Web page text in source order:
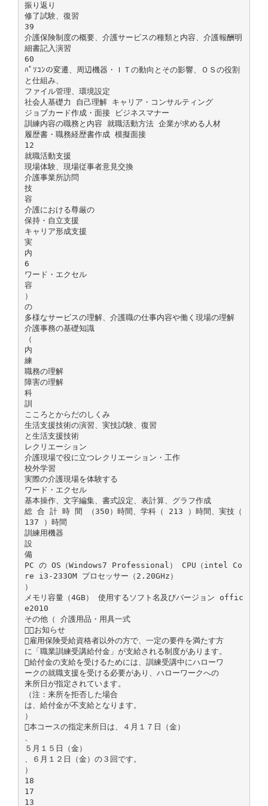
振り返り
修了試験、復習
39
介護保険制度の概要、介護サービスの種類と内容、介護報酬明
細書記入演習
60
ﾊﾟｿｺﾝの変遷、周辺機器・ＩＴの動向とその影響、ＯＳの役割
と仕組み、
ファイル管理、環境設定
社会人基礎力 自己理解 キャリア・コンサルティング
ジョブカード作成・面接 ビジネスマナー
訓練内容の職務と内容 就職活動方法 企業が求める人材
履歴書・職務経歴書作成 模擬面接
12
就職活動支援
現場体験、現場従事者意見交換
介護事業所訪問
技
容
介護における尊厳の
保持・自立支援
キャリア形成支援
実
内
6
ワード・エクセル
容
）
の
多様なサービスの理解、介護職の仕事内容や働く現場の理解
介護事務の基礎知識
（
内
練
職務の理解
障害の理解
科
訓
こころとからだのしくみ
生活支援技術の演習、実技試験、復習
と生活支援技術
レクリエーション
介護現場で役に立つレクリエーション・工作
校外学習
実際の介護現場を体験する
ワード・エクセル
基本操作、文字編集、書式設定、表計算、グラフ作成
総 合 計 時 間 （350）時間、学科（ 213 ）時間、実技（
137 ）時間
訓練用機器
設
備
PC の OS（Windows7 Professional） CPU（intel Co
re i3-233OM プロセッサー（2.20GHz）
）
メモリ容量（4GB） 使用するソフト名及びバージョン offic
e2010
その他（ 介護用品・用具一式
お知らせ
雇用保険受給資格者以外の方で、一定の要件を満たす方
に「職業訓練受講給付金」が支給される制度があります。
給付金の支給を受けるためには、訓練受講中にハローワ
ークの就職支援を受ける必要があり、ハローワークへの
来所日が指定されています。
（注：来所を拒否した場合
は、給付金が不支給となります。
）
本コースの指定来所日は、４月１７日（金）
５月１５日（金）
、６月１２日（金）の３回です。
）
18
17
13